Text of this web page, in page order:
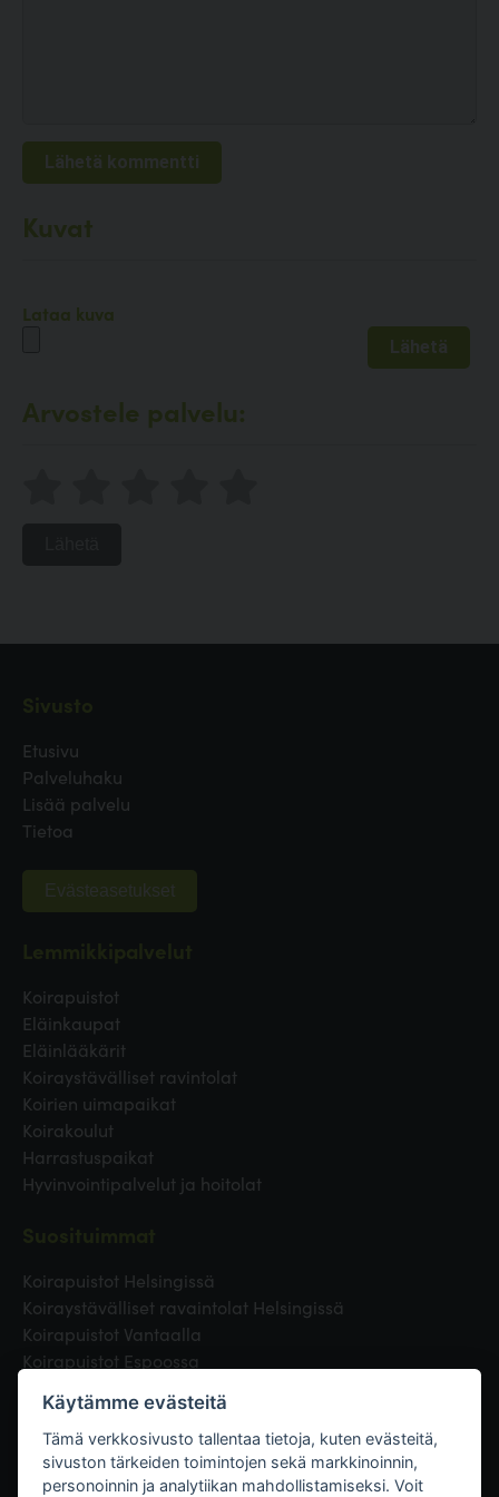
Kuvat
Lataa kuva
Arvostele palvelu:
Etusivu
Palveluhaku
Lisää palvelu
Tietoa
Evästeasetukset
Koirapuistot
Eläinkaupat
Eläinlääkärit
Koiraystävälliset ravintolat
Koirien uimapaikat
Koirakoulut
Harrastuspaikat
Hyvinvointipalvelut ja hoitolat
Koirapuistot Helsingissä
Koiraystävälliset ravaintolat Helsingissä
Koirapuistot Vantaalla
Koirapuistot Espoossa
Eläinlääkäri Helsingissä
Koirapuistot Tampereella
Käytämme evästeitä
Tämä verkkosivusto tallentaa tietoja, kuten evästeitä,
sivuston tärkeiden toimintojen sekä markkinoinnin,
personoinnin ja analytiikan mahdollistamiseksi. Voit